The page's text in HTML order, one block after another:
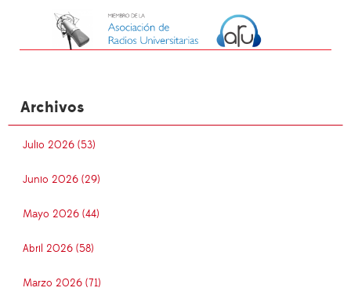
Archivos
Julio 2026 (53)
Junio 2026 (29)
Mayo 2026 (44)
Abril 2026 (58)
Marzo 2026 (71)